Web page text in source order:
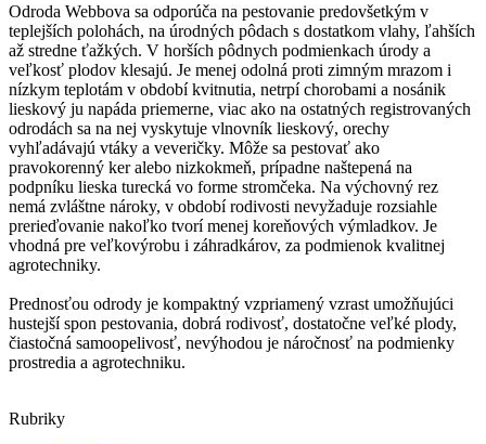
Odroda Webbova sa odporúča na pestovanie predovšetkým v
teplejších polohách, na úrodných pôdach s dostatkom vlahy, ľahších
až stredne ťažkých. V horších pôdnych podmienkach úrody a
veľkosť plodov klesajú. Je menej odolná proti zimným mrazom i
nízkym teplotám v období kvitnutia, netrpí chorobami a nosánik
lieskový ju napáda priemerne, viac ako na ostatných registrovaných
odrodách sa na nej vyskytuje vlnovník lieskový, orechy
vyhľadávajú vtáky a veveričky. Môže sa pestovať ako
pravokorenný ker alebo nizkokmeň, prípadne naštepená na
podpníku lieska turecká vo forme stromčeka. Na výchovný rez
nemá zvláštne nároky, v období rodivosti nevyžaduje rozsiahle
prerieďovanie nakoľko tvorí menej koreňových výmladkov. Je
vhodná pre veľkovýrobu i záhradkárov, za podmienok kvalitnej
agrotechniky.
Prednosťou odrody je kompaktný vzpriamený vzrast umožňujúci
hustejší spon pestovania, dobrá rodivosť, dostatočne veľké plody,
čiastočná samoopelivosť, nevýhodou je náročnosť na podmienky
prostredia a agrotechniku.
Rubriky